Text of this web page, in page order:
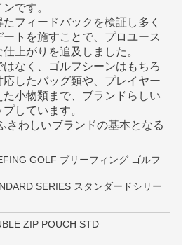
です。
フィードバックを検証し多く
トを施すことで、プロユース
上がりを追及しました。
なく、ゴルフシーンはもちろ
したバッグ類や、プレイヤー
小物類まで、ブランドらしい
しています。
さわしいブランドの基本となる
GOLF ブリーフィング ゴルフ
SERIES スタンダードシリー
ZIP POUCH STD